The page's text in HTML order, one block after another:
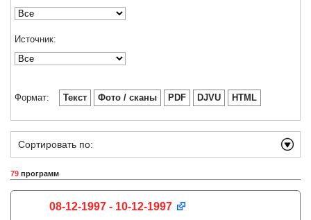
Источник:
Формат: Текст Фото / сканы PDF DJVU HTML
Сортировать по:
79 программ
08-12-1997 - 10-12-1997